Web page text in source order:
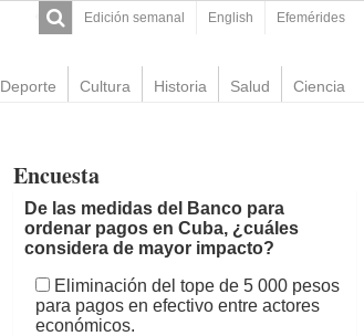
Edición semanal English Efemérides
Deporte Cultura Historia Salud Ciencia
Encuesta
De las medidas del Banco para
ordenar pagos en Cuba, ¿cuáles
considera de mayor impacto?
Eliminación del tope de 5 000 pesos
para pagos en efectivo entre actores
económicos.